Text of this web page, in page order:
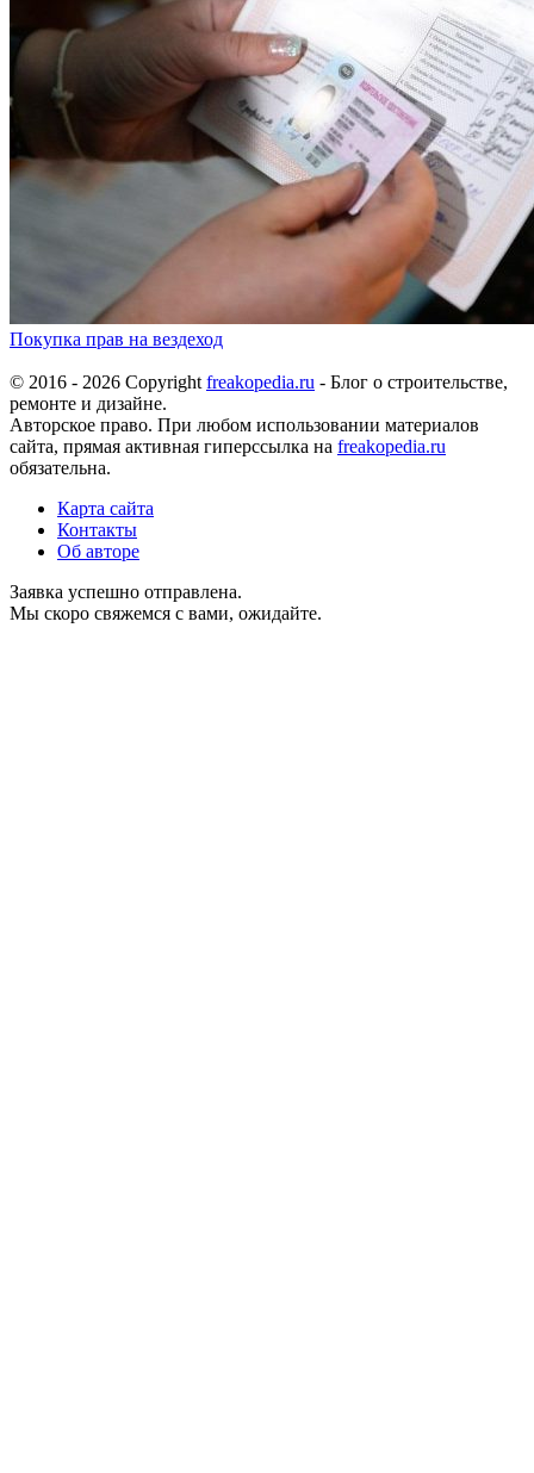
Покупка прав на вездеход
© 2016 - 2026 Copyrightfreakopedia.ru - Блог о строительстве,
ремонте и дизайне.
Авторское право. При любом использовании материалов
сайта, прямая активная гиперссылка на freakopedia.ru
обязательна.
Карта сайта
Контакты
Об авторе
Заявка успешно отправлена.
Мы скоро свяжемся с вами, ожидайте.